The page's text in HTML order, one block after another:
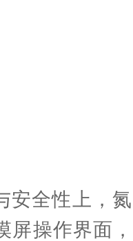
全性上，氮
屏操作界面